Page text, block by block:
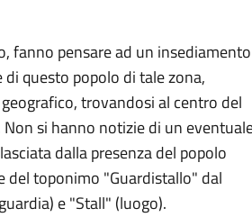
fanno pensare ad un
questo popolo di tale zona,
trovandosi al centro del
si hanno notizie di un
dalla presenza del popolo
del toponimo "Guardistallo" dal
e "Stall" (luogo).